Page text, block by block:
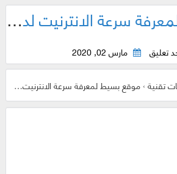
موقع بسيط لمعرفة سرعة الانترنيت لديك
تعليق مارس 02, 2020
تقنية›موقع بسيط لمعرفة سرعة الانترنيت لديك